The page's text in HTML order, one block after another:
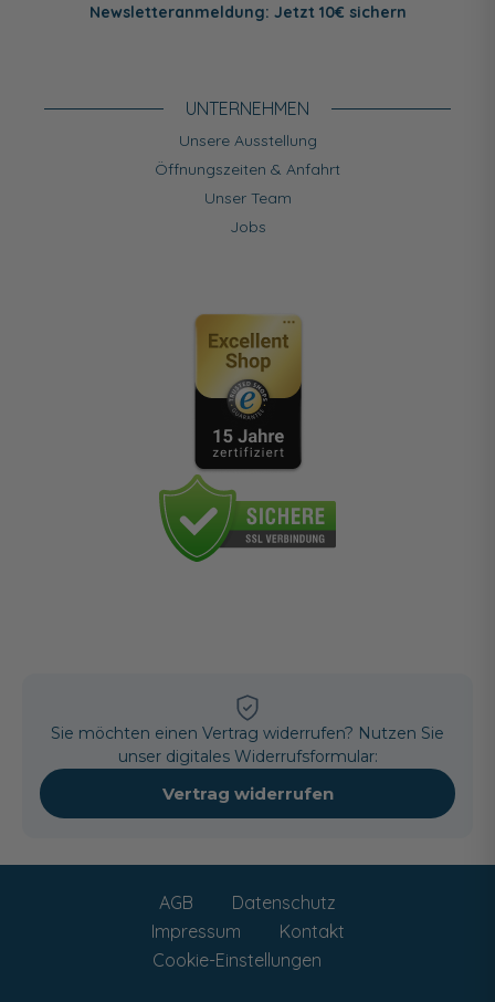
Newsletteranmeldung: Jetzt 10€ sichern
UNTERNEHMEN
Unsere Ausstellung
Öffnungszeiten & Anfahrt
Unser Team
Jobs
Sie möchten einen Vertrag widerrufen? Nutzen Sie
unser digitales Widerrufsformular:
Vertrag widerrufen
AGB
Datenschutz
Impressum
Kontakt
Cookie-Einstellungen